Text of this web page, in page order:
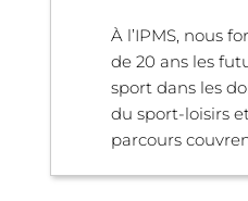
À l’IPMS, nous
de 20 ans les
sport dans les
du sport-loisirs
parcours